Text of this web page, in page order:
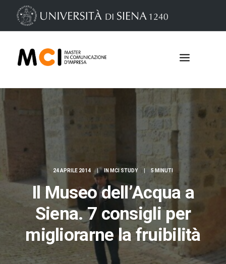
Iscrizioni
24 APRILE 2014 IN MCI STUDY 5 MINUTI
Il Museo dell’Acqua a
Siena. 7 consigli per
migliorarne la fruibilità